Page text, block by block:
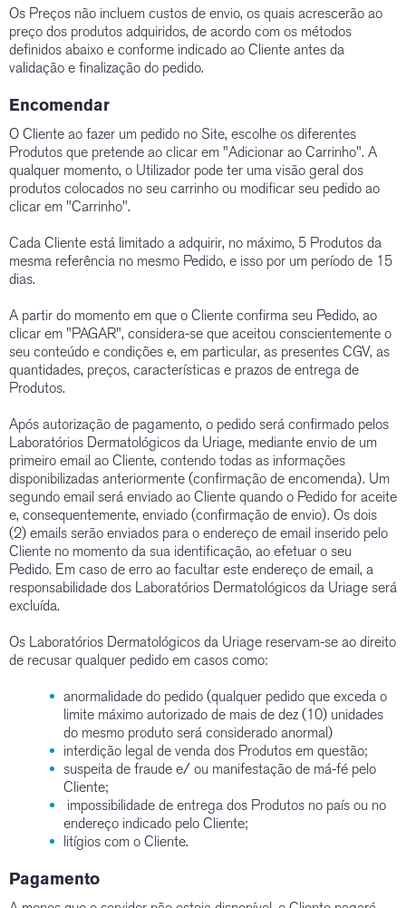
Os Preços não incluem custos de envio, os quais acrescerão ao
preço dos produtos adquiridos, de acordo com os métodos
definidos abaixo e conforme indicado ao Cliente antes da
validação e finalização do pedido.
Encomendar
O Cliente ao fazer um pedido no Site, escolhe os diferentes
Produtos que pretende ao clicar em "Adicionar ao Carrinho". A
qualquer momento, o Utilizador pode ter uma visão geral dos
produtos colocados no seu carrinho ou modificar seu pedido ao
clicar em "Carrinho".
Cada Cliente está limitado a adquirir, no máximo, 5 Produtos da
mesma referência no mesmo Pedido, e isso por um período de 15
dias.
A partir do momento em que o Cliente confirma seu Pedido, ao
clicar em "PAGAR", considera-se que aceitou conscientemente o
seu conteúdo e condições e, em particular, as presentes CGV, as
quantidades, preços, características e prazos de entrega de
Produtos.
Após autorização de pagamento, o pedido será confirmado pelos
Laboratórios Dermatológicos da Uriage, mediante envio de um
primeiro email ao Cliente, contendo todas as informações
disponibilizadas anteriormente (confirmação de encomenda). Um
segundo email será enviado ao Cliente quando o Pedido for aceite
e, consequentemente, enviado (confirmação de envio). Os dois
(2) emails serão enviados para o endereço de email inserido pelo
Cliente no momento da sua identificação, ao efetuar o seu
Pedido. Em caso de erro ao facultar este endereço de email, a
responsabilidade dos Laboratórios Dermatológicos da Uriage será
excluída.
Os Laboratórios Dermatológicos da Uriage reservam-se ao direito
de recusar qualquer pedido em casos como:
anormalidade do pedido (qualquer pedido que exceda o
limite máximo autorizado de mais de dez (10) unidades
do mesmo produto será considerado anormal)
interdição legal de venda dos Produtos em questão;
suspeita de fraude e/ ou manifestação de má-fé pelo
Cliente;
impossibilidade de entrega dos Produtos no país ou no
endereço indicado pelo Cliente;
litígios com o Cliente.
Pagamento